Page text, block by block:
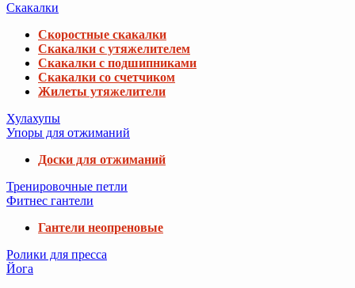
Скакалки
Скоростные скакалки
Скакалки с утяжелителем
Скакалки с подшипниками
Скакалки со счетчиком
Жилеты утяжелители
Хулахупы
Упоры для отжиманий
Доски для отжиманий
Тренировочные петли
Фитнес гантели
Гантели неопреновые
Ролики для пресса
Йога